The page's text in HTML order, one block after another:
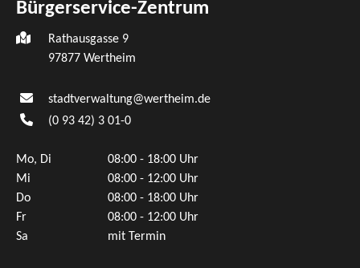
Bürgerservice-Zentrum
Rathausgasse 9
97877 Wertheim
stadtverwaltung@wertheim.de
(0 93 42) 3 01-0
Mo, Di
08:00 - 18:00 Uhr
Mi
08:00 - 12:00 Uhr
Do
08:00 - 18:00 Uhr
Fr
08:00 - 12:00 Uhr
Sa
mit Termin